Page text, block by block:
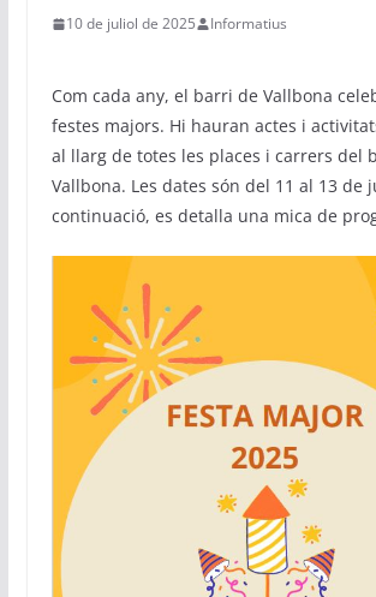
10 de juliol de 2025 Informatius
Com cada any, el barri de Vallbona
festes majors. Hi hauran actes i
al llarg de totes les places i carrers del
Vallbona. Les dates són del 11 al 13 de
continuació, es detalla una mica de